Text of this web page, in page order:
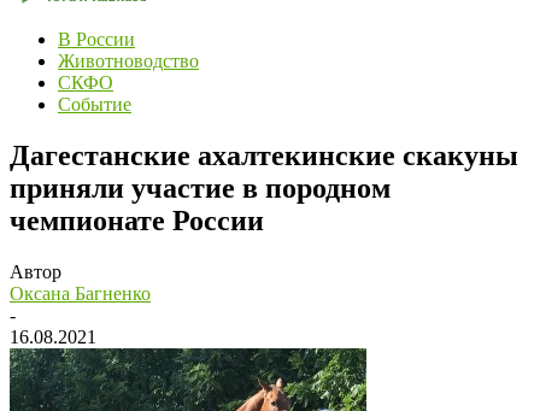
В России
Животноводство
СКФО
Событие
Дагестанские ахалтекинские скакуны
приняли участие в породном
чемпионате России
Автор
Оксана Багненко
-
16.08.2021